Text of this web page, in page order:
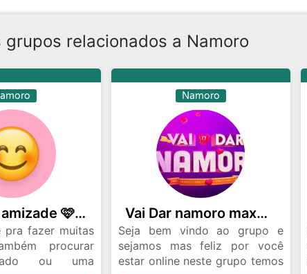
grupos relacionados a Namoro
Grupo da amizade 🩷🥰
pra fazer muitas
procurar
ou uma
Namoro
Vai Dar namoro max💞💞💕🙄♥️💕🤔
Seja bem vindo ao grupo e
sejamos mas feliz por você
estar online neste grupo temos